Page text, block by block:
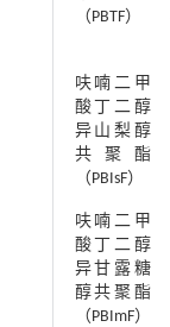
（PBTF）
呋喃二甲
酸丁二醇
异山梨醇
共聚酯
（PBIsF）
呋喃二甲
酸丁二醇
异甘露糖
醇共聚酯
（PBImF）